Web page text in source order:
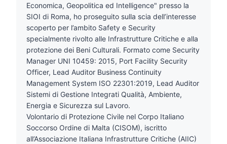
Economica, Geopolitica ed Intelligence" presso la
SIOI di Roma, ho proseguito sulla scia dell’interesse
scoperto per l’ambito Safety e Security
specialmente rivolto alle Infrastrutture Critiche e alla
protezione dei Beni Culturali. Formato come Security
Manager UNI 10459: 2015, Port Facility Security
Officer, Lead Auditor Business Continuity
Management System ISO 22301:2019, Lead Auditor
Sistemi di Gestione Integrati Qualità, Ambiente,
Energia e Sicurezza sul Lavoro.
Volontario di Protezione Civile nel Corpo Italiano
Soccorso Ordine di Malta (CISOM), iscritto
all’Associazione Italiana Infrastrutture Critiche (AIIC)